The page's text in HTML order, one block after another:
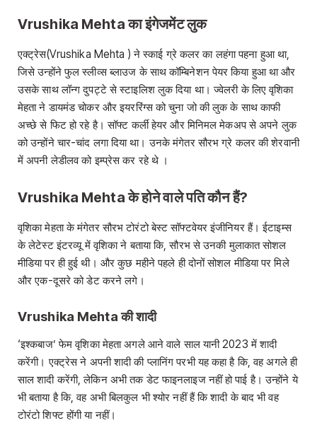
Vrushika Mehta का इंगेजमेंट लुक
एक्ट्रेस(Vrushika Mehta ) ने स्काई ग्रे कलर का लहंगा पहना हुआ था,
जिसे उन्होंने फुल स्लीव्स ब्लाउज के साथ कॉम्बिनेशन पेयर किया हुआ था और
उसके साथ लॉन्ग दुपट्टे से स्टाइलिश लुक दिया था। ज्वेलरी के लिए वृशिका
मेहता ने डायमंड चोकर और इयररिंग्स को चुना जो की लुक के साथ काफी
अच्छे से फिट हो रहे है। सॉफ्ट कर्ली हेयर और मिनिमल मेकअप से अपने लुक
को उन्होंने चार-चांद लगा दिया था। उनके मंगेतर सौरभ ग्रे कलर की शेरवानी
में अपनी लेडीलव को इम्प्रेस कर रहे थे ।
Vrushika Mehta के होने वाले पति कौन हैं?
वृशिका मेहता के मंगेतर सौरभ टोरंटो बेस्ट सॉफ्टवेयर इंजीनियर हैं। ईटाइम्स
के लेटेस्ट इंटरव्यू में वृशिका ने बताया कि, सौरभ से उनकी मुलाकात सोशल
मीडिया पर ही हुई थी। और कुछ महीने पहले ही दोनों सोशल मीडिया पर मिले
और एक-दूसरे को डेट करने लगे।
Vrushika Mehta की शादी
‘इश्कबाज’ फेम वृशिका मेहता अगले आने वाले साल यानी 2023 में शादी
करेंगी। एक्ट्रेस ने अपनी शादी की प्लानिंग परभी यह कहा है कि, वह अगले ही
साल शादी करेंगी, लेकिन अभी तक डेट फाइनलाइज नहीं हो पाई है। उन्होंने ये
भी बताया है कि, वह अभी बिलकुल भी श्योर नहीं हैं कि शादी के बाद भी वह
टोरंटो शिफ्ट होंगी या नहीं।